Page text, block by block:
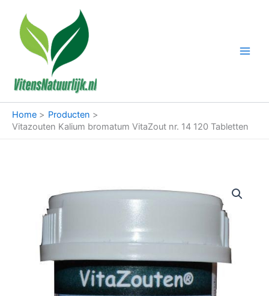
inhoud
Home
Producten
Vitazouten Kalium bromatum VitaZout nr. 14 120 Tabletten